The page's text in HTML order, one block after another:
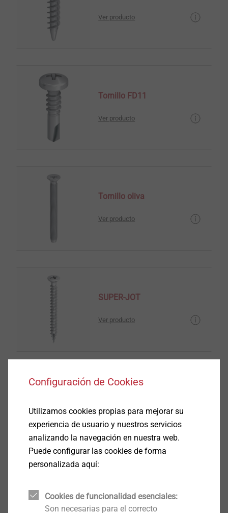
Ver producto
Tornillo FD11
Ver producto
Tornillo oliva
Ver producto
SUPER-JOT
Ver producto
Ver producto
para persianas RD
Configuración de Cookies
Utilizamos cookies propias para mejorar su
experiencia de usuario y nuestros servicios
analizando la navegación en nuestra web.
Puede configurar las cookies de forma
personalizada aquí:
Cookies de funcionalidad esenciales:
Son necesarias para el correcto